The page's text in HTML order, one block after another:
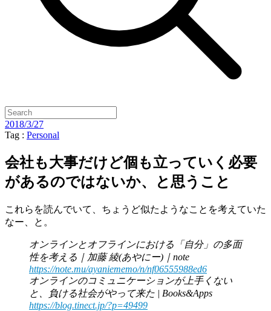
2018/3/27
Tag : Personal
会社も大事だけど個も立っていく必要
があるのではないか、と思うこと
これらを読んでいて、ちょうど似たようなことを考えていた
なー、と。
オンラインとオフラインにおける「自分」の多面
性を考える｜加藤 綾(あやにー)｜note
https://note.mu/ayaniememo/n/nf06555988ed6
オンラインのコミュニケーションが上手くない
と、負ける社会がやって来た | Books&Apps
https://blog.tinect.jp/?p=49499